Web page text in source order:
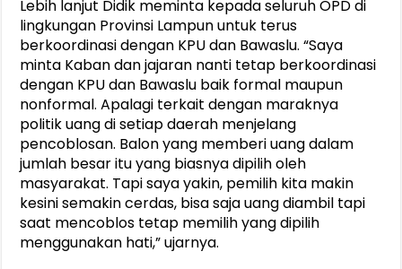
Lebih lanjut Didik meminta kepada seluruh OPD di
lingkungan Provinsi Lampun untuk terus
berkoordinasi dengan KPU dan Bawaslu. “Saya
minta Kaban dan jajaran nanti tetap berkoordinasi
dengan KPU dan Bawaslu baik formal maupun
nonformal. Apalagi terkait dengan maraknya
politik uang di setiap daerah menjelang
pencoblosan. Balon yang memberi uang dalam
jumlah besar itu yang biasnya dipilih oleh
masyarakat. Tapi saya yakin, pemilih kita makin
kesini semakin cerdas, bisa saja uang diambil tapi
saat mencoblos tetap memilih yang dipilih
menggunakan hati,” ujarnya.